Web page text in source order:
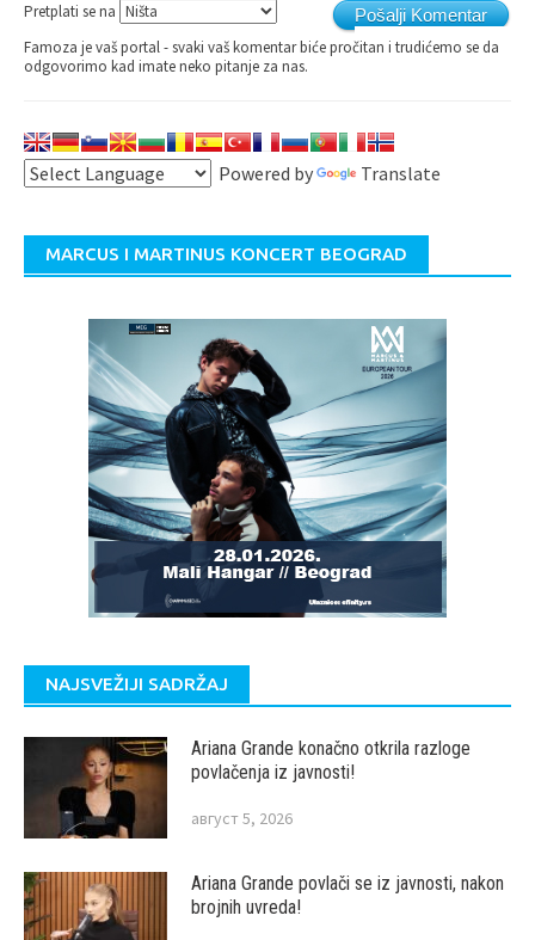
Pošalji Komentar
Pretplati se na
Famoza je vaš portal - svaki vaš komentar biće pročitan i trudićemo se da
odgovorimo kad imate neko pitanje za nas.
Powered by Translate
MARCUS I MARTINUS KONCERT BEOGRAD
NAJSVEŽIJI SADRŽAJ
Ariana Grande konačno otkrila razloge
povlačenja iz javnosti!
август 5, 2026
Ariana Grande povlači se iz javnosti, nakon
brojnih uvreda!